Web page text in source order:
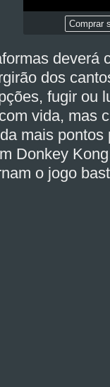
Comprar
deverá
dos
fugir ou
vida, mas
mais pontos
Donkey
o jogo